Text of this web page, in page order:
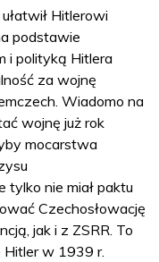
Hitlerowi
podstawie
i polityką Hitlera
za wojnę
Wiadomo na
wojnę już rok
mocarstwa
tylko nie miał paktu
Czechosłowację
jak i z ZSRR. To
Hitler w 1939 r.